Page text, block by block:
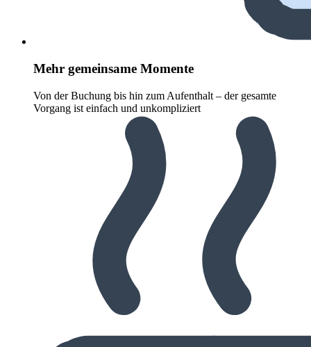
Mehr gemeinsame Momente
Von der Buchung bis hin zum Aufenthalt – der gesamte
Vorgang ist einfach und unkompliziert